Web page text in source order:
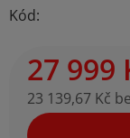
Kód:
27 999
23 139,67 Kč
Měrná cena: